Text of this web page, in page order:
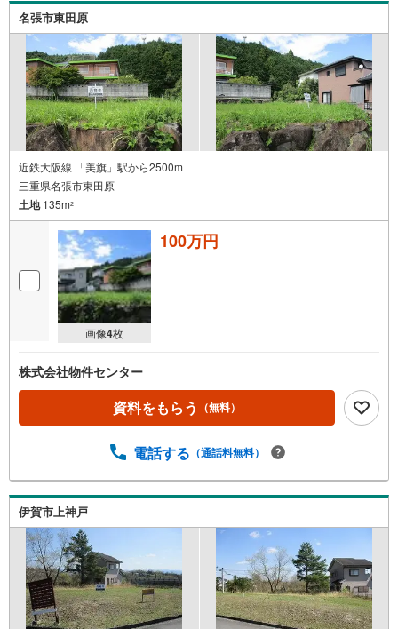
名張市東田原
近鉄大阪線 「美旗」駅から2500m
三重県名張市東田原
土地135m2
画像4枚
100万円
株式会社物件センター
資料をもらう （無料）
電話する （通話料無料）
伊賀市上神戸